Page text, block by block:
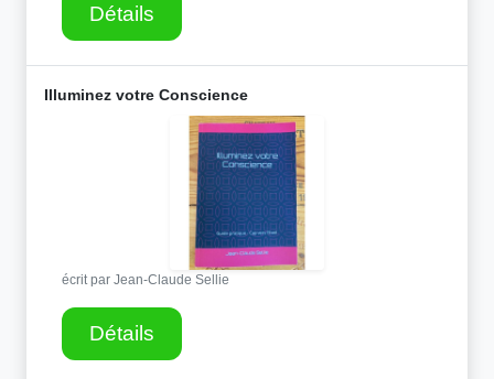
Détails
Illuminez votre Conscience
écrit par Jean-Claude Sellie
Détails